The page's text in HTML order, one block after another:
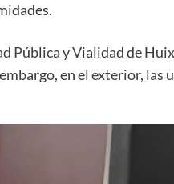
Pública y Vialidad de
en el exterior, las